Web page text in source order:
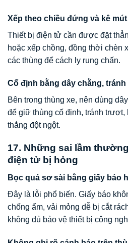
Xếp theo chiều đứng và kê
Thiết bị điện tử cần được đặt
hoặc xếp chồng, đồng thời chèn
các thùng để cách ly rung chấn.
Cố định bằng dây chằng,
Bên trong thùng xe, nên dùng
để giữ thùng cố định, tránh trượt,
thắng đột ngột.
17. Những sai lầm
điện tử bị hỏng
Bọc quá sơ sài bằng giấy báo
Đây là lỗi phổ biến. Giấy báo
chống ẩm, vải mỏng dễ bị cắt
không đủ bảo vệ thiết bị công